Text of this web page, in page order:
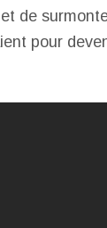
de
pour